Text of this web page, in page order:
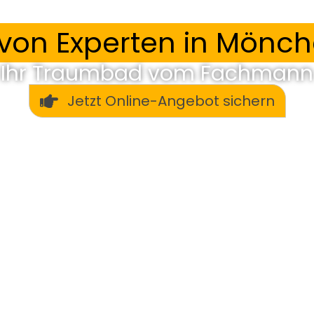
Experten in
Ihr Traumbad vom Fachmann
Jetzt Online-Angebot sichern